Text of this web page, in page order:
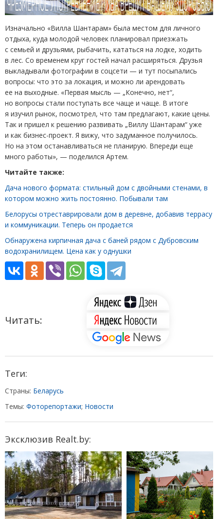
Изначально «Вилла Шантарам» была местом для личного
отдыха, куда молодой человек планировал приезжать
с семьей и друзьями, рыбачить, кататься на лодке, ходить
в лес. Со временем круг гостей начал расширяться. Друзья
выкладывали фотографии в соцсети — и тут посыпались
вопросы: что это за локация, и можно ли арендовать
ее на выходные. «Первая мысль — „Конечно, нет“,
но вопросы стали поступать все чаще и чаще. В итоге
я изучил рынок, посмотрел, что там предлагают, какие цены.
Так и пришел к решению развивать „Виллу Шантарам“ уже
и как бизнес-проект. Я вижу, что задуманное получилось.
Но на этом останавливаться не планирую. Впереди еще
много работы», — поделился Артем.
Читайте также:
Дача нового формата: стильный дом с двойными стенами, в
котором можно жить постоянно. Побывали там
Белорусы отреставрировали дом в деревне, добавив террасу
и коммуникации. Теперь он продается
Обнаружена кирпичная дача с баней рядом с Дубровским
водохранилищем. Цена как у однушки
Читать:
Теги:
Страны: Беларусь
Темы: Фоторепортажи; Новости
Эксклюзив Realt.by: